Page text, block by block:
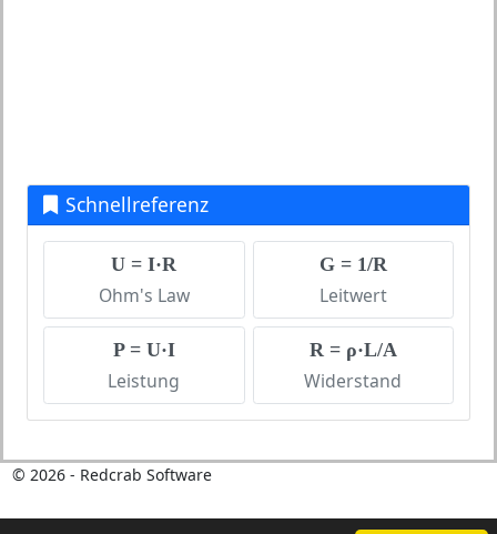
Schnellreferenz
U = I·R
Ohm's Law
G = 1/R
Leitwert
P = U·I
Leistung
R = ρ·L/A
Widerstand
© 2026- Redcrab Software